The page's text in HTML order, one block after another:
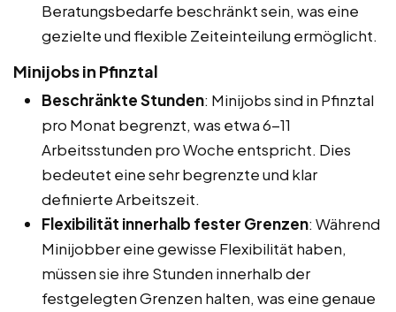
Beratungsbedarfe beschränkt sein, was eine
gezielte und flexible Zeiteinteilung ermöglicht.
Minijobs in Pfinztal
Beschränkte Stunden: Minijobs sind in Pfinztal
pro Monat begrenzt, was etwa 6-11
Arbeitsstunden pro Woche entspricht. Dies
bedeutet eine sehr begrenzte und klar
definierte Arbeitszeit.
Flexibilität innerhalb fester Grenzen: Während
Minijobber eine gewisse Flexibilität haben,
müssen sie ihre Stunden innerhalb der
festgelegten Grenzen halten, was eine genaue